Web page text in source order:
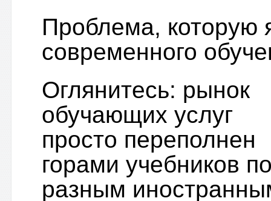
Проблема, которую
современного
Оглянитесь: рынок
обучающих услуг
просто переполнен
горами учебников
разным